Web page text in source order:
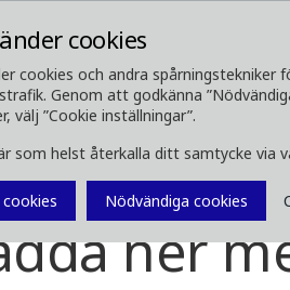
cookies
cookies och andra
Genom att godkänna
välj ”Cookie inställningar”.
som helst återkalla ditt samtycke via
cookies Nödvändiga cookies
SKOGSMASKINER
Ladda ner media
ner